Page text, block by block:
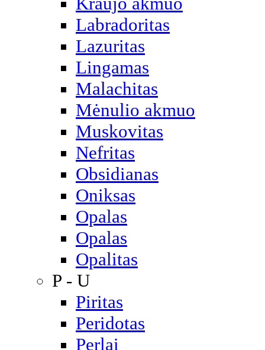
Labradoritas
Lazuritas
Lingamas
Malachitas
Mėnulio akmuo
Muskovitas
Nefritas
Obsidianas
Oniksas
Opalas
Opalas
Opalitas
P - U
Piritas
Peridotas
Perlai